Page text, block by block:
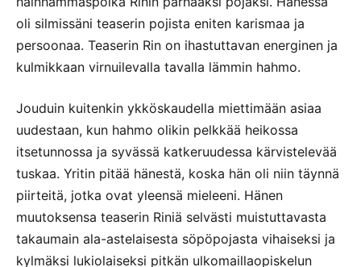
oli silmissäni teaserin pojista eniten karismaa ja
persoonaa. Teaserin Rin on ihastuttavan energinen ja
kulmikkaan virnuilevalla tavalla lämmin hahmo.
Jouduin kuitenkin ykköskaudella miettimään asiaa
uudestaan, kun hahmo olikin pelkkää heikossa
itsetunnossa ja syvässä katkeruudessa kärvistelevää
tuskaa. Yritin pitää hänestä, koska hän oli niin täynnä
piirteitä, jotka ovat yleensä mieleeni. Hänen
muutoksensa teaserin Riniä selvästi muistuttavasta
takaumain ala-astelaisesta söpöpojasta vihaiseksi ja
kylmäksi lukiolaiseksi pitkän ulkomaillaopiskelun